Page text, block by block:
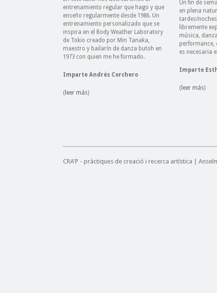
entrenamiento regular que hago y que
enseño regularmente desde 1986. Un
entrenamiento personalizado que se
inspira en el Body Weather Laboratory
de Tokio creado por Min Tanaka,
maestro y bailarín de danza butoh en
1973 con quien me he formado.
Imparte Andrés Corchero
( leer más)
Un fin de
en plena
tardes/
libremente
música,
performance,
es necesaria
Imparte
( leer más)
CRA'P - pràctiques de creació i recerca artística |